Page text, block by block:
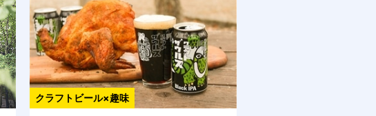
クラフトビール×趣味